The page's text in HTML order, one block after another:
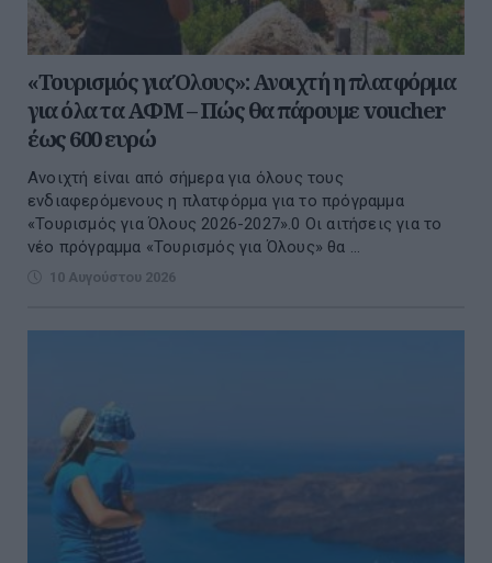
«Τουρισμός για Όλους»: Ανοιχτή η πλατφόρμα
για όλα τα ΑΦΜ – Πώς θα πάρουμε voucher
έως 600 ευρώ
Ανοιχτή είναι από σήμερα για όλους τους
ενδιαφερόμενους η πλατφόρμα για το πρόγραμμα
«Τουρισμός για Όλους 2026-2027».0 Οι αιτήσεις για το
νέο πρόγραμμα «Τουρισμός για Όλους» θα ...
10 Αυγούστου 2026